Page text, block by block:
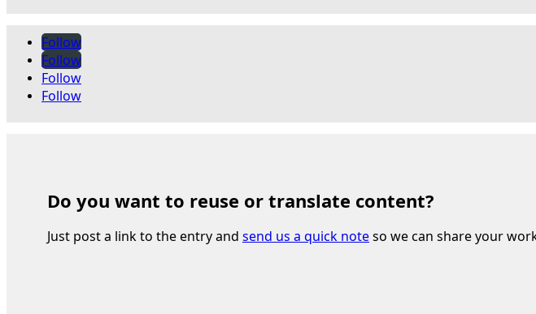
Follow
Follow
Follow
Follow
Do you want to reuse or translate content?
Just post a link to the entry and send us a quick noteso we can share your